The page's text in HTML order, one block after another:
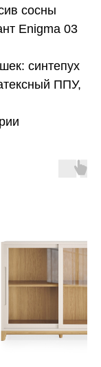
сосны
Enigma 03
синтепух
ППУ,